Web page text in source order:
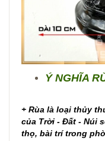
Ý NGHĨA
+ Rùa là loại thủy
của Trời - Đất - Núi
thọ, bài trí trong